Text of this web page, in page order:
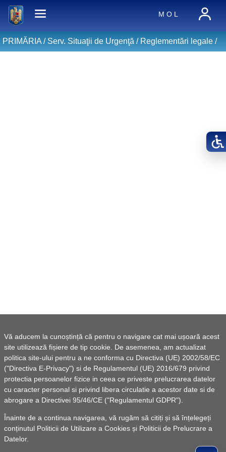
Vă aducem la cunoștință că pentru o navigare cat mai ușoară acest
site utilizează fișiere de tip cookie. De asemenea, am actualizat
politica site-ului pentru a ne conforma cu Directiva (UE) 2002/58/EC
("Directiva E-Privacy") si de Regulamentul (UE) 2016/679 privind
protectia persoanelor fizice in ceea ce priveste prelucrarea datelor
cu caracter personal si privind libera circulatie a acestor date si de
abrogare a Directivei 95/46/CE ("Regulamentul GDPR").
Înainte de a continua navigarea, vă rugăm să citiți și să înțelegeți
conținutul Politicii de Utilizare a Cookies și Politicii de Prelucrare a
Datelor.
M O L
PRIMĂRIA /Serv. Situaţii de Urgenţă / Reglementări legale/